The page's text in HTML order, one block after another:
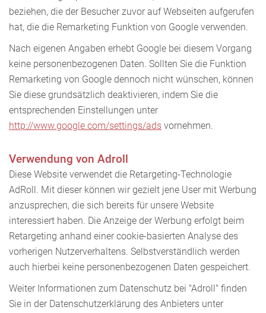
beziehen, die der Besucher zuvor auf Webseiten aufgerufen
hat, die die Remarketing Funktion von Google verwenden.
Nach eigenen Angaben erhebt Google bei diesem Vorgang
keine personenbezogenen Daten. Sollten Sie die Funktion
Remarketing von Google dennoch nicht wünschen, können
Sie diese grundsätzlich deaktivieren, indem Sie die
entsprechenden Einstellungen unter
http://www.google.com/settings/ads vornehmen.
Verwendung von Adroll
Diese Website verwendet die Retargeting-Technologie
AdRoll. Mit dieser können wir gezielt jene User mit Werbung
anzusprechen, die sich bereits für unsere Website
interessiert haben. Die Anzeige der Werbung erfolgt beim
Retargeting anhand einer cookie-basierten Analyse des
vorherigen Nutzerverhaltens. Selbstverständlich werden
auch hierbei keine personenbezogenen Daten gespeichert.
Weiter Informationen zum Datenschutz bei "Adroll" finden
Sie in der Datenschutzerklärung des Anbieters unter